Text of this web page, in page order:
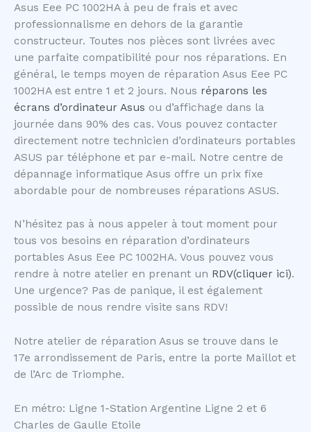
Asus Eee PC 1002HA à peu de frais et avec
professionnalisme en dehors de la garantie
constructeur. Toutes nos pièces sont livrées avec
une parfaite compatibilité pour nos réparations. En
général, le temps moyen de réparation Asus Eee PC
1002HA est entre 1 et 2 jours. Nous réparons les
écrans d’ordinateur Asus ou d’affichage dans la
journée dans 90% des cas. Vous pouvez contacter
directement notre technicien d’ordinateurs portables
ASUS par téléphone et par e-mail. Notre centre de
dépannage informatique Asus offre un prix fixe
abordable pour de nombreuses réparations ASUS.
N’hésitez pas à nous appeler à tout moment pour
tous vos besoins en réparation d’ordinateurs
portables Asus Eee PC 1002HA. Vous pouvez vous
rendre à notre atelier en prenant un RDV(cliquer ici).
Une urgence? Pas de panique, il est également
possible de nous rendre visite sans RDV!
Notre atelier de réparation Asus se trouve dans le
17e arrondissement de Paris, entre la porte Maillot et
de l’Arc de Triomphe.
En métro: Ligne 1-Station Argentine Ligne 2 et 6
Charles de Gaulle Etoile